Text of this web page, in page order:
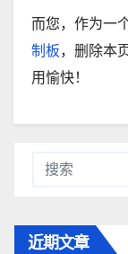
而您，作为一
制板，删除本
用愉快！
近期文章